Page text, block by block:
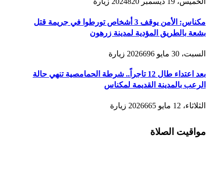
مكناس: الأمن يوقف 3 أشخاص تورطوا في جريمة قتل
بشعة بالطريق المؤدية لمدينة زرهون
السبت، 30 مايو 2026 696 زيارة
بعد اعتداء طال 12 تاجراً.. شرطة الحمامصية تنهي حالة
الرعب بالمدينة القديمة لمكناس
الثلاثاء، 12 مايو 2026 665 زيارة
مواقيت الصلاة